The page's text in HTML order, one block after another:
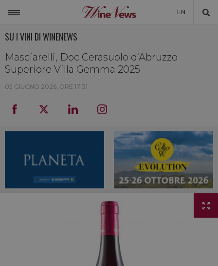
EN
MONDO
NON SOLO VINO
LA CANTINA DI WINENEWS
DICONO DI NOI
WINENEWS TV
SU I VINI DI WINENEWS
Masciarelli, Doc Cerasuolo d’Abruzzo
Superiore Villa Gemma 2025
05 GIUGNO 2026, ORE 17:31